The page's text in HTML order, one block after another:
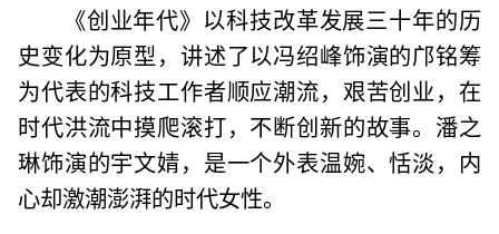
《创业年代》以科技改革发展三十年的历
史变化为原型，讲述了以冯绍峰饰演的邝铭筹
为代表的科技工作者顺应潮流，艰苦创业，在
时代洪流中摸爬滚打，不断创新的故事。潘之
琳饰演的宇文婧，是一个外表温婉、恬淡，内
心却激潮澎湃的时代女性。